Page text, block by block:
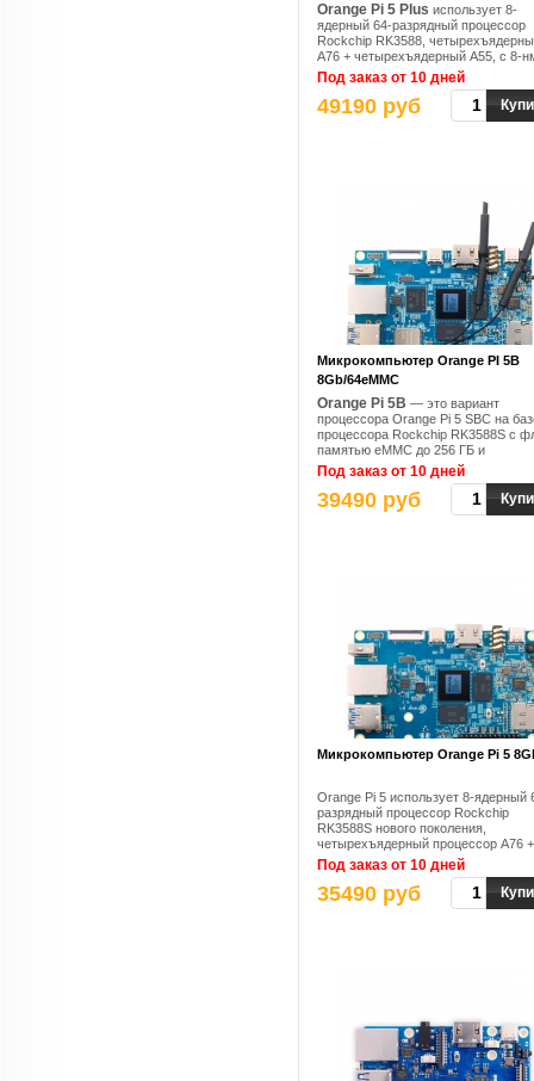
Orange Pi 5 Plus использует 8-
ядерный 64-разрядный процессор
Rockchip RK3588,
A76 + четырехъядерный A55, с 8-
техпроцессом, основной частотой
2,4 ГГц, интегрированный ARM
G610, встроенный 3D-графический
процессор, совместимый с
Под заказ от 10 дней
49190 руб
Микрокомпьютер Orange PI 5B
8Gb/64eMMC
Orange Pi 5B — это вариант
процессора Orange Pi 5 SBC на
процессора Rockchip RK3588S с
памятью eMMC до 256 ГБ и
припаянным беспроводным
предлагающим подключение WiFi 6
Bluetooth 5.0
Под заказ от 10 дней
39490 руб
Микрокомпьютер Orange Pi 5
Orange Pi 5 использует 8-ядерный
разрядный процессор Rockchip
RK3588S нового поколения,
четырехъядерный процессор A76 +
четырехъядерный процессор A55,
нм техпроцессом, основной
до 2,4 ГГц, встроенный
процессор ARM Mali-G610,
Под заказ от 10 дней
35490 руб